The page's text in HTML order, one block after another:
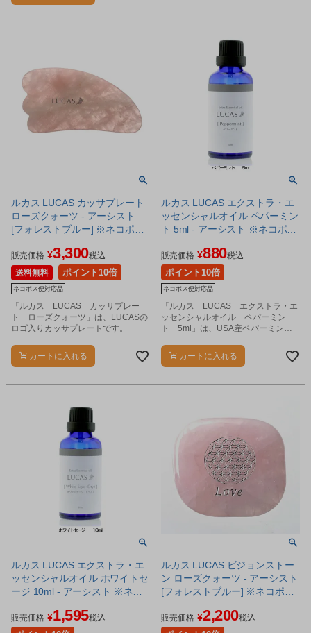
ルカス LUCAS カッサプレート
ローズクォーツ - アーシスト
[フォレストブルー] ※ネコポス
販売価格 ¥3,300税込
送料無料
ポイント10倍
ネコポス便対応品
「ルカス LUCAS カッサプレー
ト ローズクォーツ」は、LUCASの
ロゴ入りカッサプレートです。
カートに入れる
ルカス LUCAS エクストラ・エ
ッセンシャルオイル ペパーミン
ト 5ml - アーシスト ※ネコポス
販売価格 ¥880税込
ポイント10倍
ネコポス便対応品
「ルカス LUCAS エクストラ・エ
ッセンシャルオイル ペパーミン
ト 5ml」は、USA産ペパーミント
す。
カートに入れる
ルカス LUCAS エクストラ・エ
ッセンシャルオイル ホワイトセ
ージ 10ml - アーシスト ※ネコ
販売価格 ¥1,595税込
ルカス LUCAS ビジョンストー
ン ローズクォーツ - アーシスト
[フォレストブルー] ※ネコポス
販売価格 ¥2,200税込